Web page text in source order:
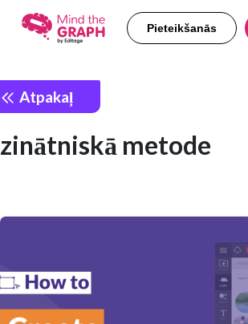
Pieteikšanās
Atpakaļ
zinātniskā metode